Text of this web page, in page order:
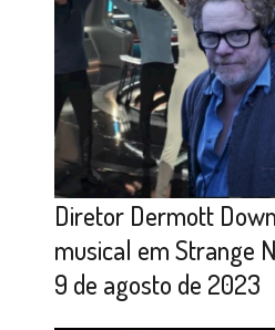
Diretor Dermott
musical em Strange
9 de agosto de 2023